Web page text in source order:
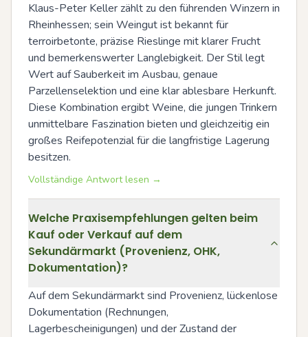
Klaus-Peter Keller zählt zu den führenden Winzern in
Rheinhessen; sein Weingut ist bekannt für
terroirbetonte, präzise Rieslinge mit klarer Frucht
und bemerkenswerter Langlebigkeit. Der Stil legt
Wert auf Sauberkeit im Ausbau, genaue
Parzellenselektion und eine klar ablesbare Herkunft.
Diese Kombination ergibt Weine, die jungen Trinkern
unmittelbare Faszination bieten und gleichzeitig ein
großes Reifepotenzial für die langfristige Lagerung
besitzen.
Vollständige Antwort lesen →
Welche Praxisempfehlungen gelten beim
Kauf oder Verkauf auf dem
Sekundärmarkt (Provenienz, OHK,
Dokumentation)?
Auf dem Sekundärmarkt sind Provenienz, lückenlose
Dokumentation (Rechnungen,
Lagerbescheinigungen) und der Zustand der